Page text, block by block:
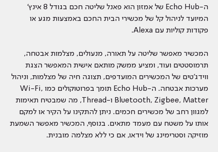
ה-Echo Hub של אמזון הוא פאנל שליטה חכם בגודל 8 אינץ'
המיועד לניהול קל של מכשירי הבית החכם באמצעות מגע או
פקודות קוליות עם Alexa.
המכשיר מאפשר שליטה על תאורה, מנעולים, מצלמות אבטחה,
תרמוסטטים ועוד, ומציע ממשק מותאם אישית המאפשר הצגת
ווידג'טים של המכשירים המועדפים, תצוגה חיה של מצלמות, וניהול
מערכות אבטחה. ה-Echo Hub תומך בפרוטוקולים כמו Wi-Fi,
Bluetooth, Zigbee, Matter ו-Thread, מה שמבטיח תאימות
למגוון רחב של מכשירים חכמים. ניתן להתקינו על הקיר או למקם
אותו על משטח עם מעמד מתאים. בנוסף, המכשיר מאפשר השמעת
מוזיקה וסטרימינג של וידאו, אם כי ללא מצלמה מובנית.